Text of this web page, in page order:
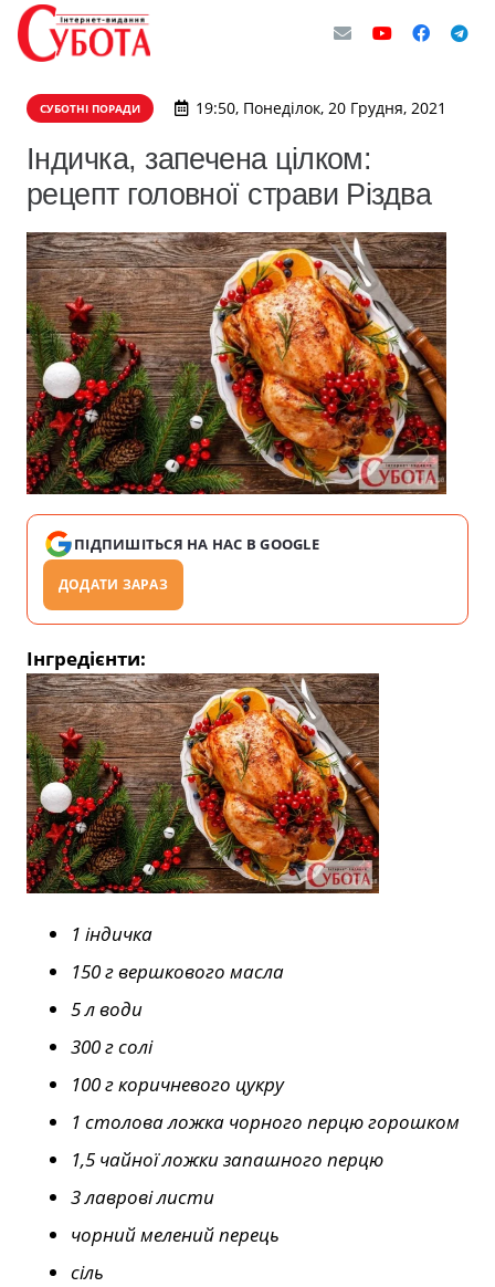
СУБОТНІ ПОРАДИ 19:50, Понеділок, 20 Грудня, 2021
Індичка, запечена цілком:
рецепт головної страви Різдва
ПІДПИШІТЬСЯ НА НАС В GOOGLE
ДОДАТИ ЗАРАЗ
Інгредієнти:
1 індичка
150 г вершкового масла
5 л води
300 г солі
100 г коричневого цукру
1 столова ложка чорного перцю горошком
1,5 чайної ложки запашного перцю
3 лаврові листи
чорний мелений перець
сіль